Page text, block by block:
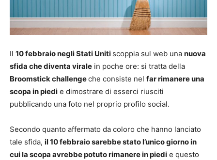
Il 10 febbraio negli Stati Uniti scoppia sul web una nuova
sfida che diventa virale in poche ore: si tratta della
Broomstick challengeche consiste nel far rimanere una
scopa in piedi e dimostrare di esserci riusciti
pubblicando una foto nel proprio profilo social.
Secondo quanto affermato da coloro che hanno lanciato
tale sfida, il 10 febbraio sarebbe stato l’unico giorno in
cui la scopa avrebbe potuto rimanere in piedi e questo